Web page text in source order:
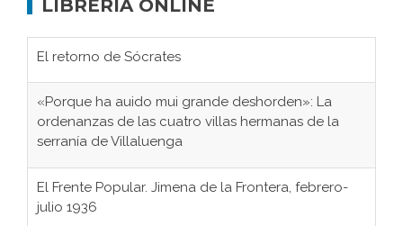
LIBRERÍA ONLINE
El retorno de Sócrates
«Porque ha auido mui grande deshorden»: La
ordenanzas de las cuatro villas hermanas de la
serranía de Villaluenga
El Frente Popular. Jimena de la Frontera, febrero-
julio 1936